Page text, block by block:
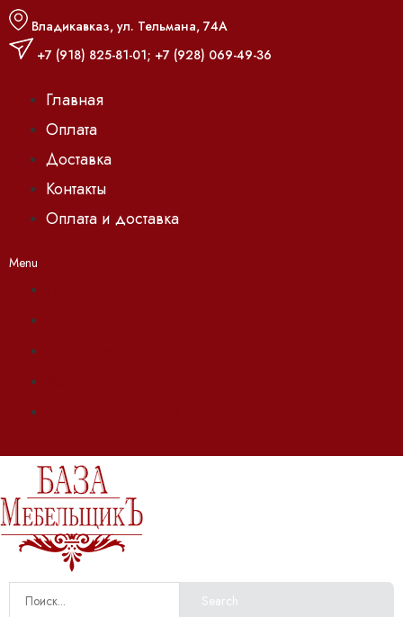
Владикавказ, ул. Тельмана, 74А
+7 (918) 825-81-01; +7 (928) 069-49-36
Главная
Оплата
Доставка
Контакты
Оплата и доставка
Menu
Search